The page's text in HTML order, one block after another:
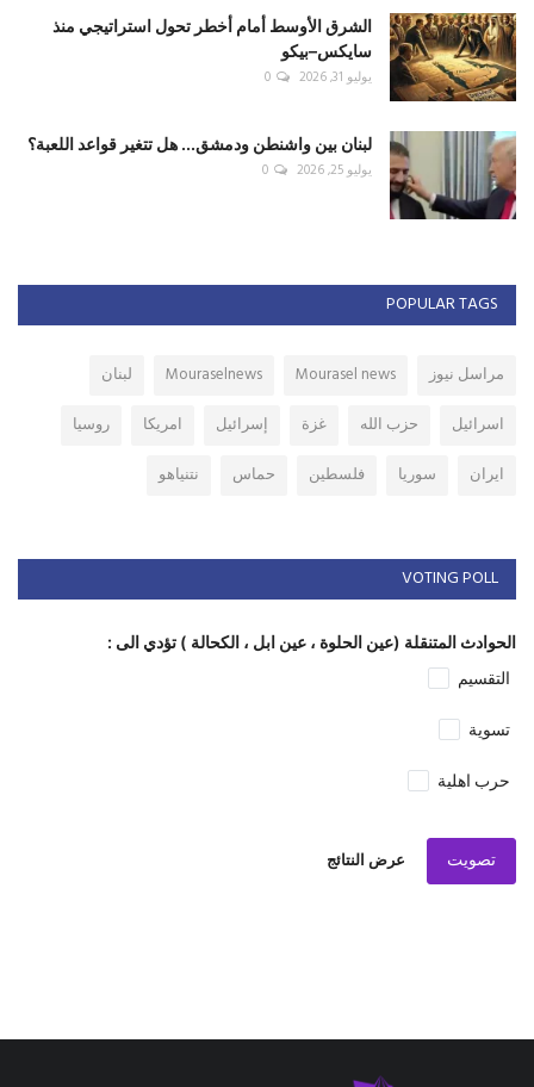
الشرق الأوسط أمام أخطر تحول استراتيجي منذ
سايكس–بيكو
يوليو 31, 2026 0
لبنان بين واشنطن ودمشق... هل تتغير قواعد اللعبة؟
يوليو 25, 2026 0
POPULAR TAGS
مراسل نيوز Mourasel news
Mouraselnews
لبنان
اسرائيل
حزب الله غزة إسرائيل امريكا
روسيا
ايران
سوريا فلسطين حماس نتنياهو
VOTING POLL
الحوادث المتنقلة (عين الحلوة ، عين ابل ، الكحالة ) تؤدي الى :
التقسيم
تسوية
حرب اهلية
تصويت عرض النتائج